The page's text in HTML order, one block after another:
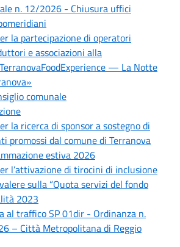
n. 12/2026 - Chiusura uffici
la partecipazione di operatori
e associazioni alla
— La Notte
comunale
la ricerca di sponsor a sostegno di
promossi dal comune di Terranova
estiva 2026
l’attivazione di tirocini di inclusione
sulla “Quota servizi del fondo
2023
al traffico SP 01dir - Ordinanza n.
– Città Metropolitana di Reggio